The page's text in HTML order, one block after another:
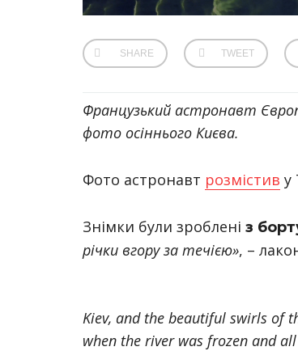
SHARE TWEET
Французький астронавт
фото осіннього Києва.
Фото астронавт розмістив у
Знімки були зроблені з
річки вгору за течією», –
Kiev, and the beautiful swirls of
when the river was frozen and